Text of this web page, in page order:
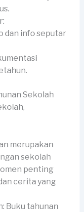
dan info seputar
Sekolah
merupakan
sekolah
penting
cerita yang
Buku tahunan